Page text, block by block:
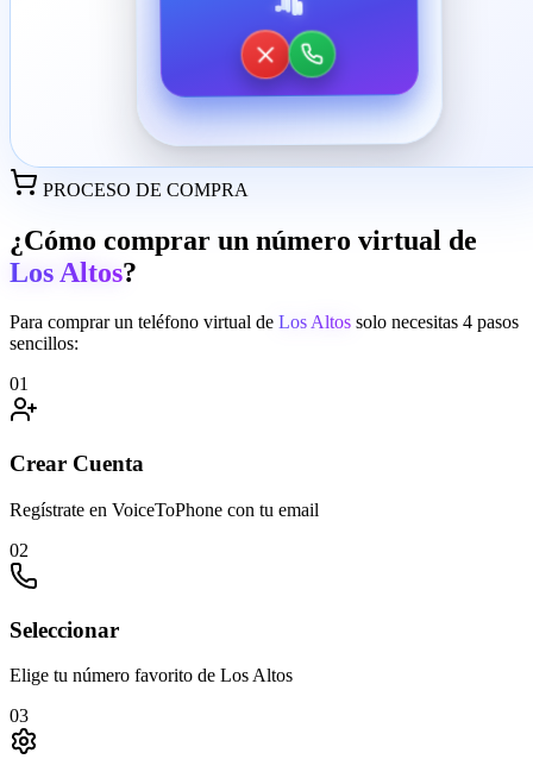
PROCESO DE COMPRA
¿Cómo comprar un número virtual de
Los Altos?
Para comprar un teléfono virtual de Los Altos solo necesitas 4 pasos
sencillos:
01
Crear Cuenta
Regístrate en VoiceToPhone con tu email
02
Seleccionar
Elige tu número favorito de Los Altos
03